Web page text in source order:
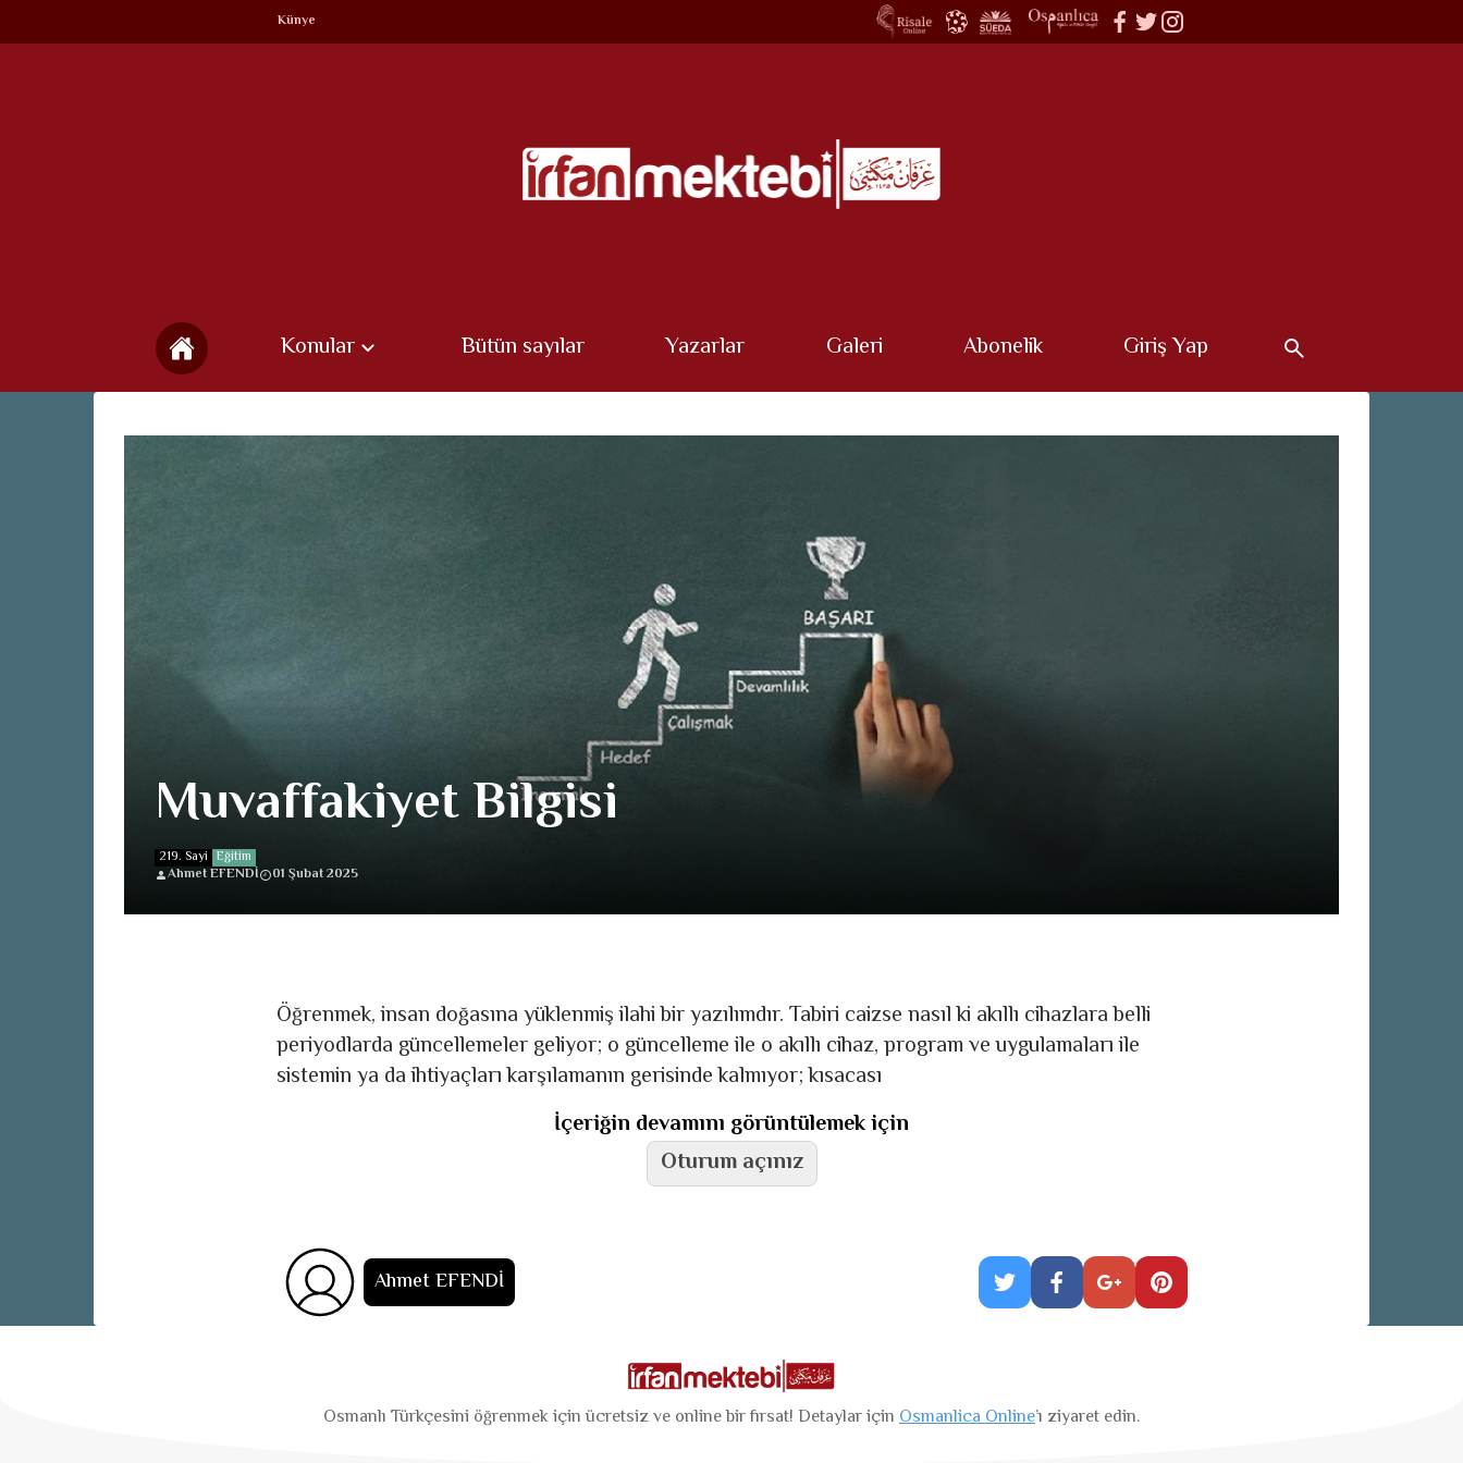
Künye
Konular Bütün sayılar Yazarlar Galeri Abonelik Giriş Yap
Muvaffakiyet Bilgisi
219. Sayi Eğitim
Ahmet EFENDİ
01 Şubat 2025
Öğrenmek, insan doğasına yüklenmiş ilahi bir yazılımdır. Tabiri caizse nasıl ki akıllı cihazlara belli
periyodlarda güncellemeler geliyor; o güncelleme ile o akıllı cihaz, program ve uygulamaları ile
sistemin ya da ihtiyaçları karşılamanın gerisinde kalmıyor; kısacası
İçeriğin devamını görüntülemek için
Oturum açınız
Ahmet EFENDİ
Osmanlı Türkçesini öğrenmek için ücretsiz ve online bir fırsat! Detaylar için Osmanlica Online’ı ziyaret edin.